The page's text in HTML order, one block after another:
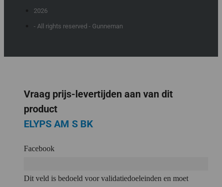
2026
- All rights reserved - Gunneman
Vraag prijs-levertijden aan van dit
product
ELYPS AM S BK
Facebook
Dit veld is bedoeld voor validatiedoeleinden en moet